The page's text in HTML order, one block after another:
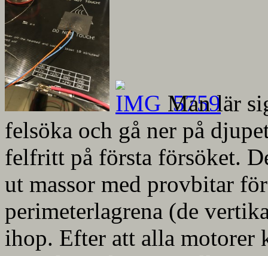
Man lär
felsöka och gå ner på
felfritt på första försöket.
ut massor med provbitar
perimeterlagrena (de
ihop. Efter att alla motorer